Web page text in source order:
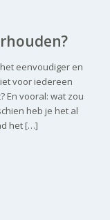
het eenvoudiger en
voor iedereen
En vooral: wat zou
heb je het al
het […]